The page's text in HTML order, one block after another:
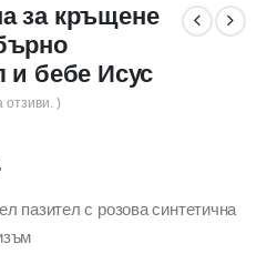
за кръщене
и бебе Исус
)
пазител с розова синтетична